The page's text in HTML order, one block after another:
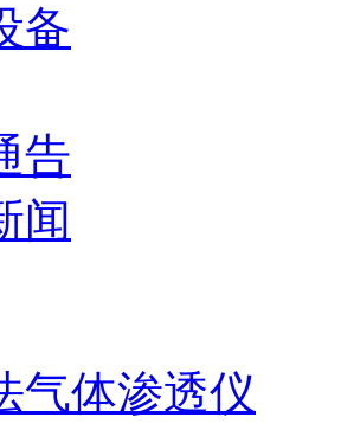
备
告
闻
气体渗透仪